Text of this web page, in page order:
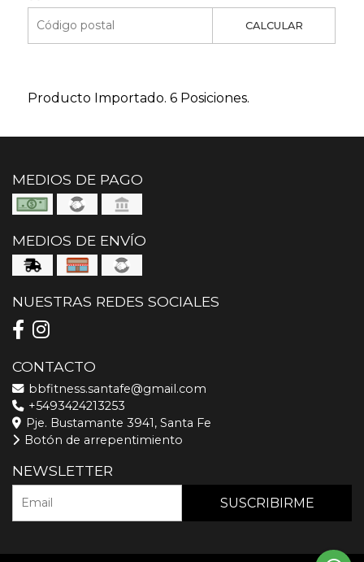
CALCULAR
Producto Importado. 6 Posiciones.
MEDIOS DE PAGO
MEDIOS DE ENVÍO
NUESTRAS REDES SOCIALES
CONTACTO
bbfitness.santafe@gmail.com
+5493424213253
Pje. Bustamante 3941, Santa Fe
Botón de arrepentimiento
NEWSLETTER
SUSCRIBIRME